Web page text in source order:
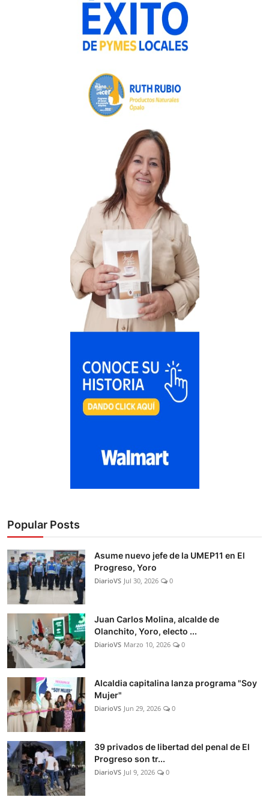
Popular Posts
Asume nuevo jefe de la UMEP11 en El
Progreso, Yoro
DiarioVS Jul 30, 2026 0
Juan Carlos Molina, alcalde de
Olanchito, Yoro, electo ...
DiarioVS Marzo 10, 2026 0
Alcaldia capitalina lanza programa "Soy
Mujer"
DiarioVS Jun 29, 2026 0
39 privados de libertad del penal de El
Progreso son tr...
DiarioVS Jul 9, 2026 0